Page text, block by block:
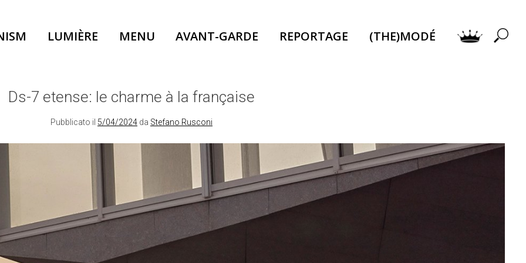
LUMIÈRE MENU AVANT-GARDE REPORTAGE (THE)MODÉ
Ds-7 etense: le charme à la française
Pubblicato il 5/04/2024 da Stefano Rusconi